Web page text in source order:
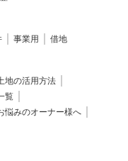
事業用 借地
地の活用方法
覧
悩みのオーナー様へ